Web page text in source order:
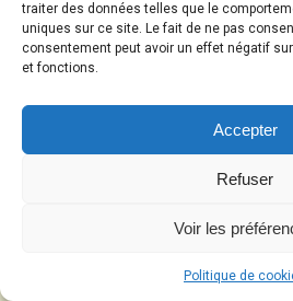
traiter des données telles que le
uniques sur ce site. Le fait de ne pas
consentement peut avoir un effet négatif
et fonctions.
Accepter
Refuser
Voir les
Politique de